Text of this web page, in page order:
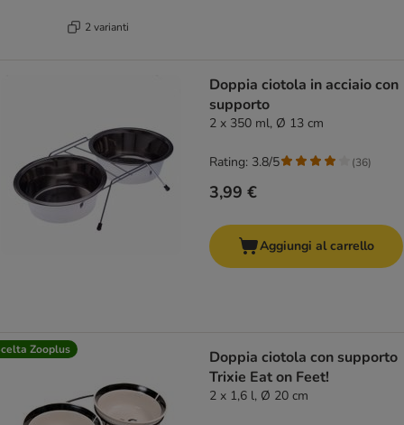
2 varianti
Doppia ciotola in acciaio con
supporto
2 x 350 ml, Ø 13 cm
3,99 €
Rating: 3.8/5 (36)
Aggiungi al carrello
Zooplus
Doppia ciotola con supporto
Trixie Eat on Feet!
2 x 1,6 l, Ø 20 cm